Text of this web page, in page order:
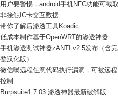
用户要警惕，android手机NFC功能可截取
非接触IC卡交互数据
带你了解后渗透工具Koadic
低成本制作基于OpenWRT的渗透神器
手机渗透测试神器zANTI v2.5发布（含完
整汉化版）
微信曝远程任意代码执行漏洞，可被远程
控制
Burpsuite1.7.03 渗透神器最新破解版